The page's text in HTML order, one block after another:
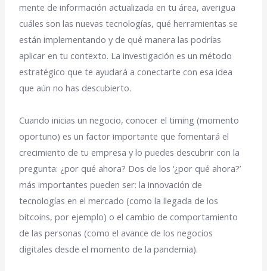
mente de información actualizada en tu área, averigua
cuáles son las nuevas tecnologías, qué herramientas se
están implementando y de qué manera las podrías
aplicar en tu contexto. La investigación es un método
estratégico que te ayudará a conectarte con esa idea
que aún no has descubierto.
Cuando inicias un negocio, conocer el timing (momento
oportuno) es un factor importante que fomentará el
crecimiento de tu empresa y lo puedes descubrir con la
pregunta: ¿por qué ahora? Dos de los ‘¿por qué ahora?’
más importantes pueden ser: la innovación de
tecnologías en el mercado (como la llegada de los
bitcoins, por ejemplo) o el cambio de comportamiento
de las personas (como el avance de los negocios
digitales desde el momento de la pandemia).